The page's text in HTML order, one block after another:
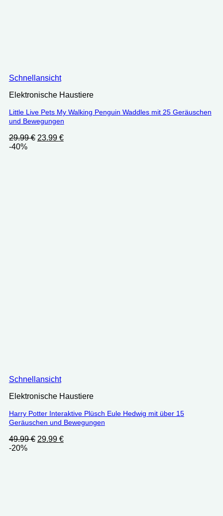
Schnellansicht
Elektronische Haustiere
Little Live Pets My Walking Penguin Waddles mit 25 Geräuschen
und Bewegungen
29.99€ Ursprünglicher
23.99 €Aktueller
-40%
Schnellansicht
Elektronische Haustiere
Harry Potter Interaktive Plüsch Eule Hedwig mit über 15
Geräuschen und Bewegungen
49.99€ Ursprünglicher
29.99 €Aktueller
-20%